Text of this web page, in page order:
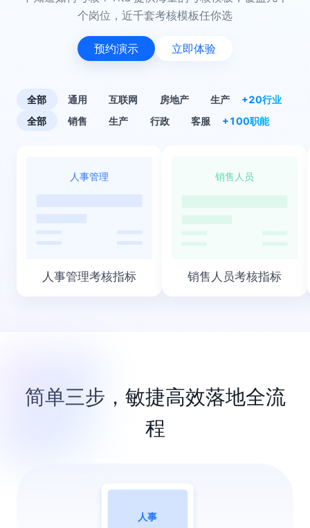
个岗位，近千套考核模板任你选
预约演示 立即体验
全部 通用 互联网 房地产 生产
+20行业
全部
销售 生产 行政 客服 +100职能
人事管理
人事管理考核指标
销售人员
销售人员考核指标
简单三步，敏捷高效落地全流
程